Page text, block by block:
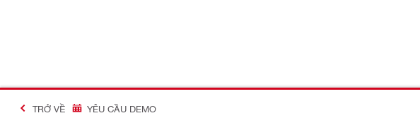
TRỞ VỀ YÊU CẦU DEMO